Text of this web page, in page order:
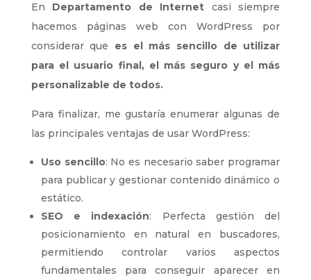
En Departamento de Internet
casi siempre
hacemos
páginas web con WordPress
por
considerar que
es el más sencillo de utilizar
para el usuario final, el más seguro y el más
personalizable de todos.
Para finalizar, me gustaría enumerar algunas de
las principales ventajas de usar WordPress:
Uso sencillo: No es necesario saber programar
para publicar y gestionar contenido dinámico o
estático.
SEO e indexación: Perfecta gestión del
posicionamiento en natural en buscadores,
permitiendo controlar varios aspectos
fundamentales para conseguir aparecer en